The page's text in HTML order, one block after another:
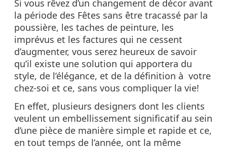
Si vous rêvez d’un changement de décor avant
la période des Fêtes sans être tracassé par la
poussière, les taches de peinture, les
imprévus et les factures qui ne cessent
d’augmenter, vous serez heureux de savoir
qu’il existe une solution qui apportera du
style, de l’élégance, et de la définition à votre
chez-soi et ce, sans vous compliquer la vie!
En effet, plusieurs designers dont les clients
veulent un embellissement significatif au sein
d’une pièce de manière simple et rapide et ce,
en tout temps de l’année, ont la même